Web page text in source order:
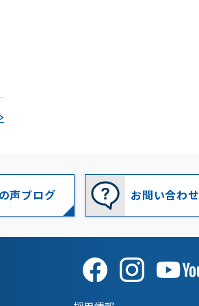
2024-07(8)
2024-06(8)
2024-05(10)
2024-04(8)
声ブログ お問い合わせ